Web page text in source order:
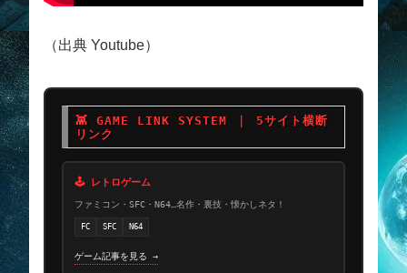
（出典 Youtube）
👾 GAME LINK SYSTEM ｜ 5サイト横断
リンク
🕹 レトロゲーム
ファミコン・SFC・N64…名作・裏技・懐かしネタ！
FC SFC N64
ゲーム記事を見る →